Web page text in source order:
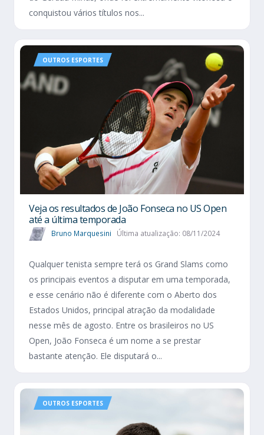
conquistou vários títulos nos...
OUTROS ESPORTES
Veja os resultados de João Fonseca no US Open
até a última temporada
Bruno Marquesini Última atualização: 08/11/2024
Qualquer tenista sempre terá os Grand Slams como
os principais eventos a disputar em uma temporada,
e esse cenário não é diferente com o Aberto dos
Estados Unidos, principal atração da modalidade
nesse mês de agosto. Entre os brasileiros no US
Open, João Fonseca é um nome a se prestar
bastante atenção. Ele disputará o...
OUTROS ESPORTES